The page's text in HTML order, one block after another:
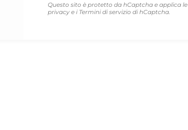
Questo sito è protetto da hCaptcha e applica le
privacy e i Termini di servizio di hCaptcha.